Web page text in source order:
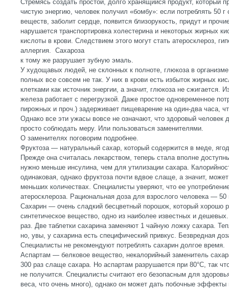
Стремясь создать простой, долго хранящийся продукт, который
чистую энергию, человек получил «бомбу»: если потреблять 50
веществ, заболит сердце, появится близорукость, придут и
нарушается транспортировка холестерина и некоторых жирных
кислоты в крови. Следствием этого могут стать атеросклероз,
аллергия. Сахароза
к тому же разрушает зубную эмаль.
У худощавых людей, не склонных к полноте, глюкоза в
полных все совсем не так. У них в крови есть избыток жирных
клетками как источник энергии, а значит, глюкоза не сжигается.
железа работает с перегрузкой. Даже простое одновременное
пирожных и проч.) задерживает пищеварение на один-два часа,
Однако все эти ужасы вовсе не означают, что здоровый человек
просто соблюдать меру. Или пользоваться заменителями.
О заменителях поговорим подробнее.
Фруктоза — натуральный сахар, который содержится в меде,
Прежде она считалась лекарством, теперь стала вполне
нужно меньше инсулина, чем для утилизации сахара.
одинаковая, однако фруктоза почти вдвое слаще, а значит,
меньших количествах. Специалисты уверяют, что ее
атеросклероза. Рациональная доза для взрослого человека —
Сахарин — очень сладкий бесцветный порошок, который хорошо
синтетическое вещество, одно из наиболее известных и
раз. Две таблетки сахарина заменяют 1 чайную ложку сахара.
но, увы, у сахарина есть специфический привкус. Безвредная
Специалисты не рекомендуют потреблять сахарин долгое время.
Аспартам — белковое вещество, некалорийный заменитель
300 раз слаще сахара. Но аспартам разрушается при 80°С, так
не получится. Специалисты считают его безопасным для
веса, что очень много), однако он может дать побочные